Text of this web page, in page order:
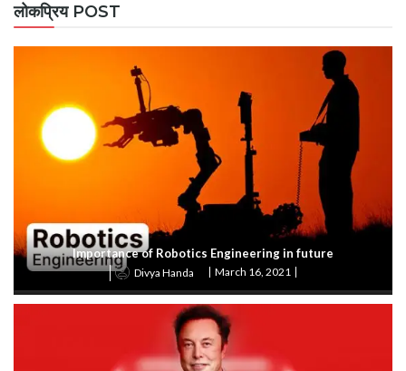
लोकप्रिय POST
Importance of Robotics Engineering in future
Divya Handa March 16, 2021